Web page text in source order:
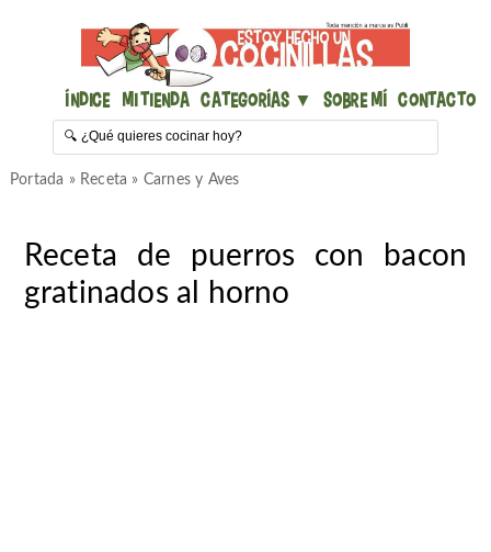
Índice Mi Tienda Categorías ▼ Sobre mí Contacto
Portada » Receta » Carnes y Aves
Receta de puerros con bacon
gratinados al horno